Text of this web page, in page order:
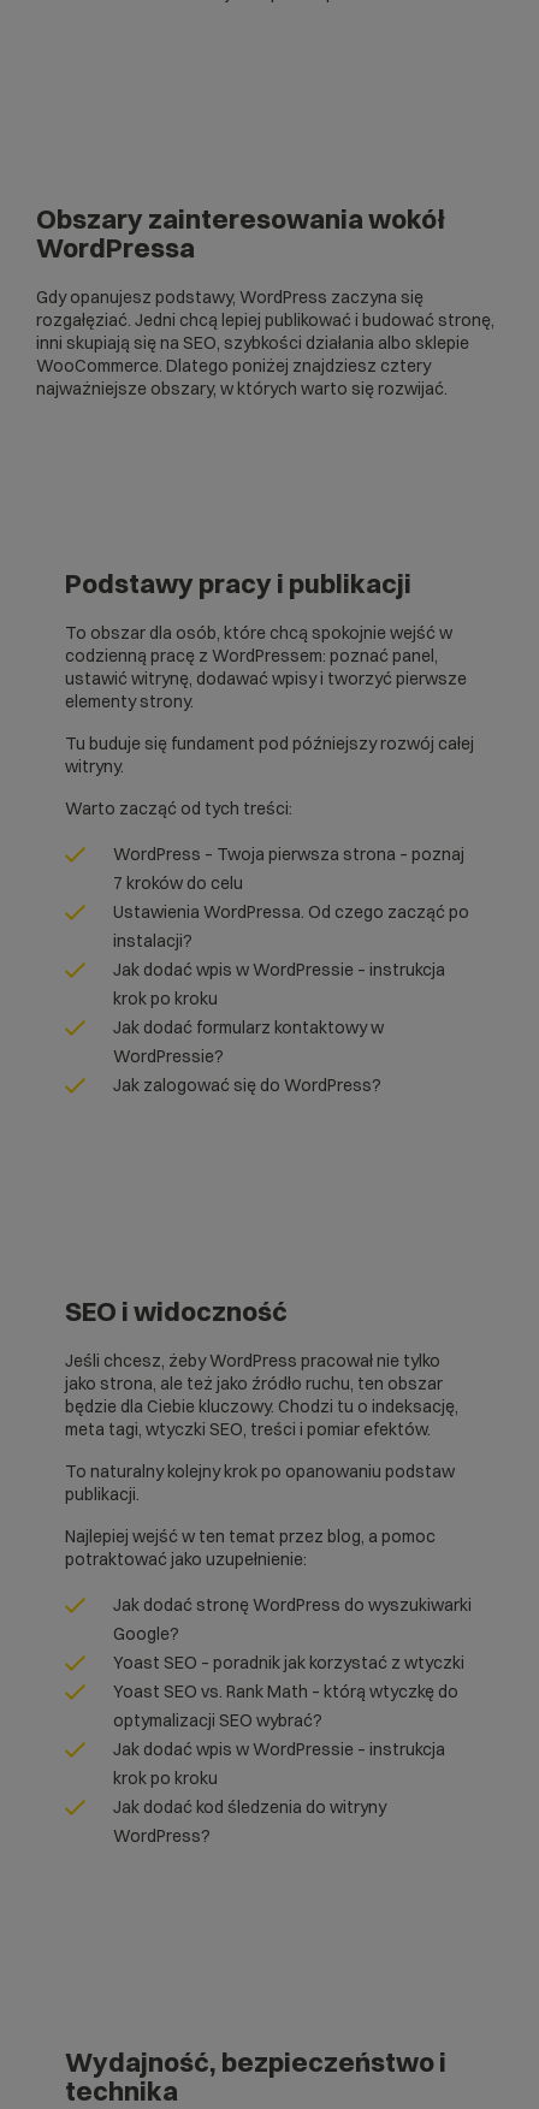
Obszary zainteresowania wokół
WordPressa
Gdy opanujesz podstawy, WordPress zaczyna się
rozgałęziać. Jedni chcą lepiej publikować i budować stronę,
inni skupiają się na SEO, szybkości działania albo sklepie
WooCommerce. Dlatego poniżej znajdziesz cztery
najważniejsze obszary, w których warto się rozwijać.
Podstawy pracy i publikacji
To obszar dla osób, które chcą spokojnie wejść w
codzienną pracę z WordPressem: poznać panel,
ustawić witrynę, dodawać wpisy i tworzyć pierwsze
elementy strony.
Tu buduje się fundament pod późniejszy rozwój całej
witryny.
Warto zacząć od tych treści:
WordPress – Twoja pierwsza strona – poznaj
7 kroków do celu
Ustawienia WordPressa. Od czego zacząć po
instalacji?
Jak dodać wpis w WordPressie – instrukcja
krok po kroku
Jak dodać formularz kontaktowy w
WordPressie?
Jak zalogować się do WordPress?
SEO i widoczność
Jeśli chcesz, żeby WordPress pracował nie tylko
jako strona, ale też jako źródło ruchu, ten obszar
będzie dla Ciebie kluczowy. Chodzi tu o indeksację,
meta tagi, wtyczki SEO, treści i pomiar efektów.
To naturalny kolejny krok po opanowaniu podstaw
publikacji.
Najlepiej wejść w ten temat przez blog, a pomoc
potraktować jako uzupełnienie:
Jak dodać stronę WordPress do wyszukiwarki
Google?
Yoast SEO – poradnik jak korzystać z wtyczki
Yoast SEO vs. Rank Math – którą wtyczkę do
optymalizacji SEO wybrać?
Jak dodać wpis w WordPressie – instrukcja
krok po kroku
Jak dodać kod śledzenia do witryny
WordPress?
Wydajność, bezpieczeństwo i
technika